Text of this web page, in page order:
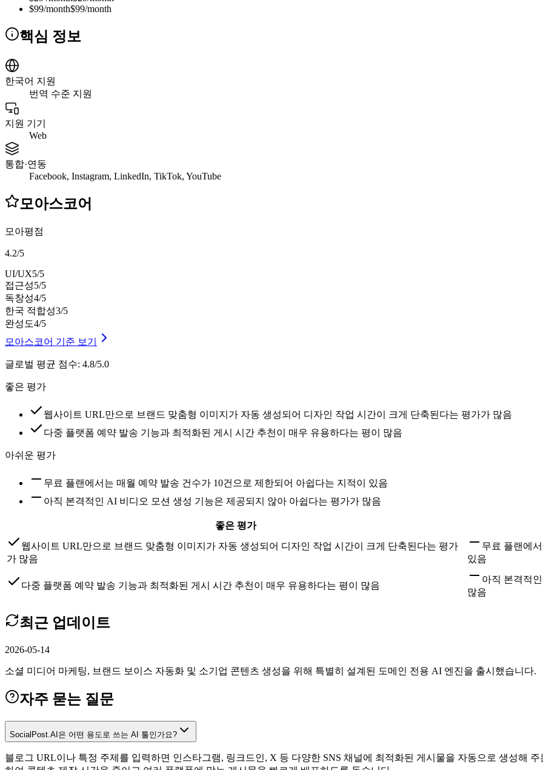
$99/month$99/month
핵심 정보
한국어 지원
번역 수준 지원
지원 기기
Web
통합·연동
Facebook, Instagram, LinkedIn, TikTok, YouTube
모아스코어
모아평점
4.2/5
UI/UX5/5
접근성5/5
독창성4/5
한국 적합성3/5
완성도4/5
모아스코어 기준 보기
글로벌 평균 점수: 4.8/5.0
좋은 평가
웹사이트 URL만으로 브랜드 맞춤형 이미지가 자동 생성되어 디자인 작업 시간이 크게 단축된다는 평가가 많음
다중 플랫폼 예약 발송 기능과 최적화된 게시 시간 추천이 매우 유용하다는 평이 많음
아쉬운 평가
무료 플랜에서는 매월 예약 발송 건수가 10건으로 제한되어 아쉽다는 지적이 있음
아직 본격적인 AI 비디오 모션 생성 기능은 제공되지 않아 아쉽다는 평가가 많음
좋은 평가
웹사이트 URL만으로 브랜드 맞춤형 이미지가 자동 생성되어 디자인 작업 시간이 크게 단축된다는 평가
가 많음
무료 플랜에
있음
다중 플랫폼 예약 발송 기능과 최적화된 게시 시간 추천이 매우 유용하다는 평이 많음
아직 본격적
많음
최근 업데이트
2026-05-14
소셜 미디어 마케팅, 브랜드 보이스 자동화 및 소기업 콘텐츠 생성을 위해 특별히 설계된 도메인 전용 AI 엔진을 출시했습니다.
자주 묻는 질문
SocialPost.AI은 어떤 용도로 쓰는 AI 툴인가요?
블로그 URL이나 특정 주제를 입력하면 인스타그램, 링크드인, X 등 다양한 SNS 채널에 최적화된 게시물을 자동으로 생성해